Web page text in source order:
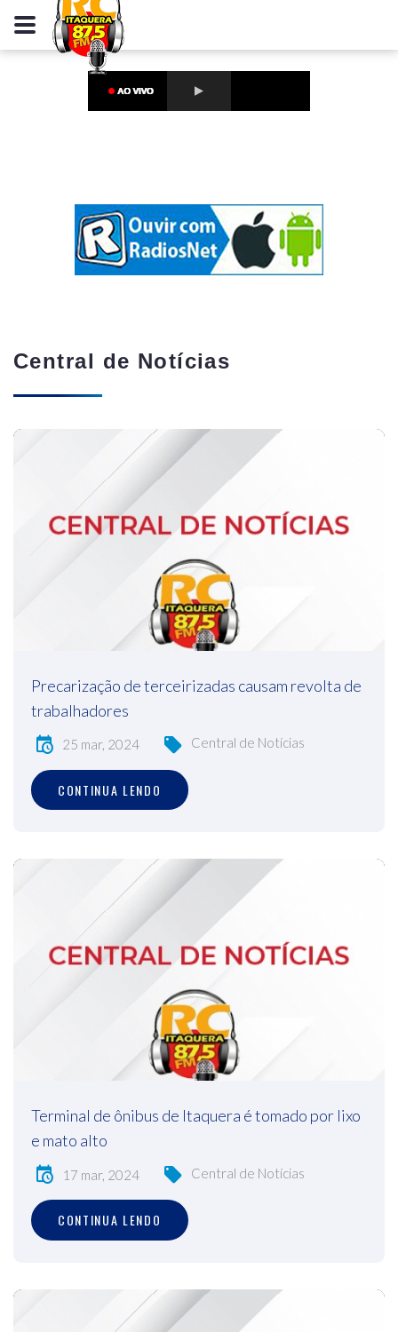
Central de Notícias
Precarização de terceirizadas causam revolta de
trabalhadores
25 mar, 2024 Central de Notícias
CONTINUA LENDO
Terminal de ônibus de Itaquera é tomado por lixo
e mato alto
17 mar, 2024 Central de Notícias
CONTINUA LENDO